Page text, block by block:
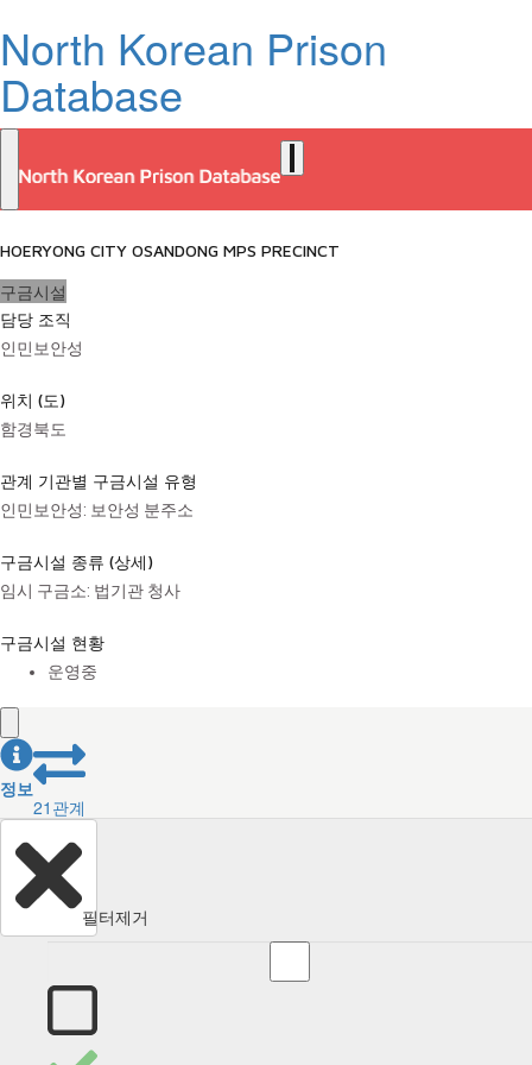
North Korean Prison
Database
HOERYONG CITY OSANDONG MPS PRECINCT
구금시설
담당 조직
인민보안성
위치 (도)
함경북도
관계 기관별 구금시설 유형
인민보안성: 보안성 분주소
구금시설 종류 (상세)
임시 구금소: 법기관 청사
구금시설 현황
운영중
정보
21 관계
필터제거